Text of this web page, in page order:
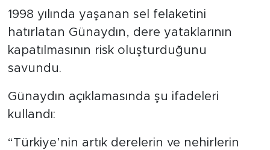
1998 yılında yaşanan sel felaketini
hatırlatan Günaydın, dere yataklarının
kapatılmasının risk oluşturduğunu
savundu.
Günaydın açıklamasında şu ifadeleri
kullandı:
“Türkiye’nin artık derelerin ve nehirlerin